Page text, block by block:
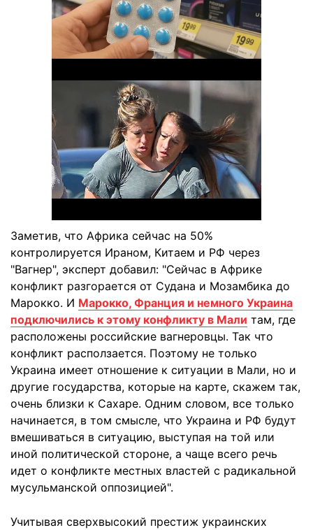
Заметив, что Африка сейчас на 50%
контролируется Ираном, Китаем и РФ через
"Вагнер", эксперт добавил: "Сейчас в Африке
конфликт разгорается от Судана и Мозамбика до
Марокко. И Марокко, Франция и немного Украина
подключились к этому конфликту в Мали там, где
расположены российские вагнеровцы. Так что
конфликт расползается. Поэтому не только
Украина имеет отношение к ситуации в Мали, но и
другие государства, которые на карте, скажем так,
очень близки к Сахаре. Одним словом, все только
начинается, в том смысле, что Украина и РФ будут
вмешиваться в ситуацию, выступая на той или
иной политической стороне, а чаще всего речь
идет о конфликте местных властей с радикальной
мусульманской оппозицией".
Учитывая сверхвысокий престиж украинских